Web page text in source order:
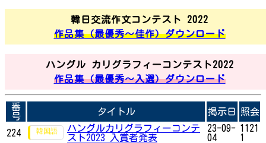
韓日交流作文コンテスト 2022
作品集（最優秀～佳作）ダウンロード
ハングル カリグラフィーコンテスト2022
作品集（最優秀～入選）ダウンロード
番
号
タイトル 掲示日 照会
224
ハングルカリグラフィーコンテ
スト2023 入賞者発表
23-09-
04
1121
1